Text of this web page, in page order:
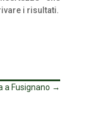
i risultati.
a Fusignano →